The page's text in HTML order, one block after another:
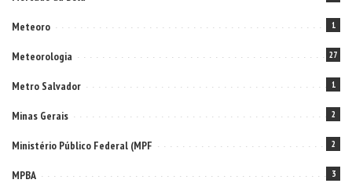
Meteoro 1
Meteorologia 27
Metro Salvador 1
Minas Gerais 2
Ministério Público Federal (MPF 2
MPBA 3